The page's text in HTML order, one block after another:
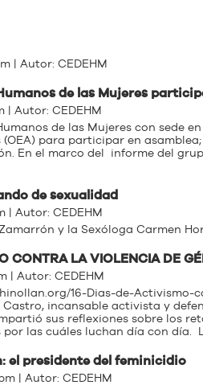
| Autor: CEDEHM
de las Mujeres
| Autor: CEDEHM
de las Mujeres con sede
(OEA) para participar en
En el marco del informe del
de sexualidad
| Autor: CEDEHM
y la Sexóloga Carmen
CONTRA LA VIOLENCIA DE
| Autor: CEDEHM
16-Dias-de-Activismo-
incansable activista y
sus reflexiones sobre los
las cuáles luchan día con día.
el presidente del feminicidio
| Autor: CEDEHM